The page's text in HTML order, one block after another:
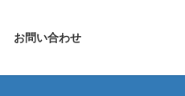
お問い合わせ